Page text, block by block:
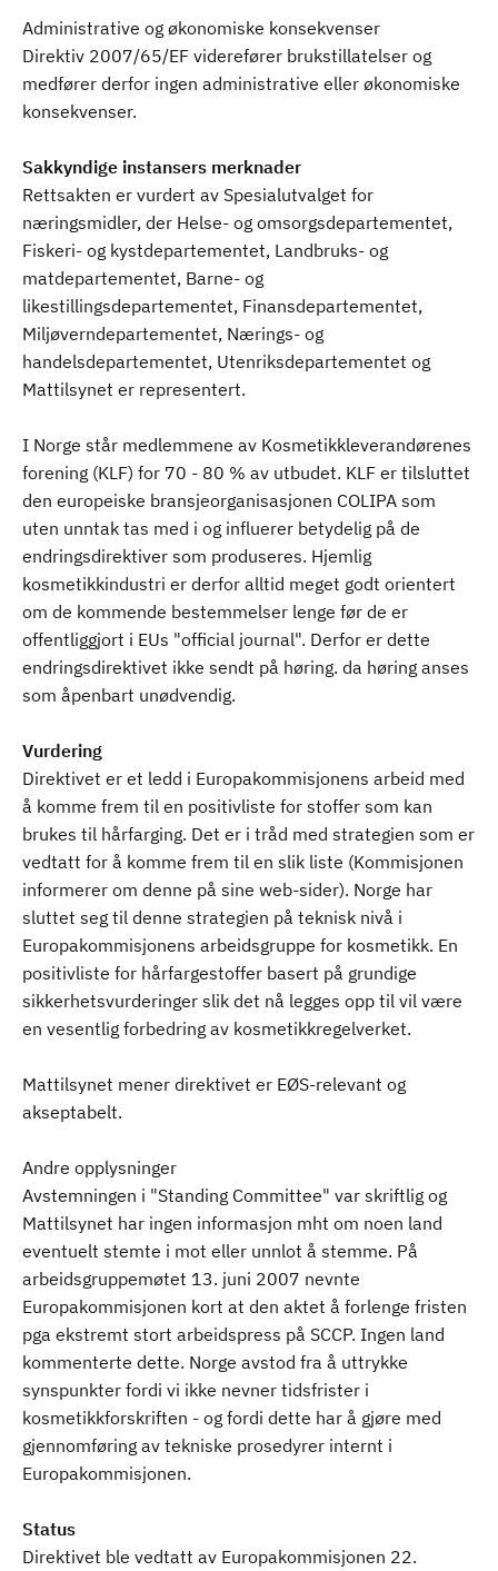
Administrative og økonomiske konsekvenser
Direktiv 2007/65/EF viderefører brukstillatelser og
medfører derfor ingen administrative eller økonomiske
konsekvenser.
Sakkyndige instansers merknader
Rettsakten er vurdert av Spesialutvalget for
næringsmidler, der Helse- og omsorgsdepartementet,
Fiskeri- og kystdepartementet, Landbruks- og
matdepartementet, Barne- og
likestillingsdepartementet, Finansdepartementet,
Miljøverndepartementet, Nærings- og
handelsdepartementet, Utenriksdepartementet og
Mattilsynet er representert.
I Norge står medlemmene av Kosmetikkleverandørenes
forening (KLF) for 70 - 80 % av utbudet. KLF er tilsluttet
den europeiske bransjeorganisasjonen COLIPA som
uten unntak tas med i og influerer betydelig på de
endringsdirektiver som produseres. Hjemlig
kosmetikkindustri er derfor alltid meget godt orientert
om de kommende bestemmelser lenge før de er
offentliggjort i EUs "official journal". Derfor er dette
endringsdirektivet ikke sendt på høring. da høring anses
som åpenbart unødvendig.
Vurdering
Direktivet er et ledd i Europakommisjonens arbeid med
å komme frem til en positivliste for stoffer som kan
brukes til hårfarging. Det er i tråd med strategien som er
vedtatt for å komme frem til en slik liste (Kommisjonen
informerer om denne på sine web-sider). Norge har
sluttet seg til denne strategien på teknisk nivå i
Europakommisjonens arbeidsgruppe for kosmetikk. En
positivliste for hårfargestoffer basert på grundige
sikkerhetsvurderinger slik det nå legges opp til vil være
en vesentlig forbedring av kosmetikkregelverket.
Mattilsynet mener direktivet er EØS-relevant og
akseptabelt.
Andre opplysninger
Avstemningen i "Standing Committee" var skriftlig og
Mattilsynet har ingen informasjon mht om noen land
eventuelt stemte i mot eller unnlot å stemme. På
arbeidsgruppemøtet 13. juni 2007 nevnte
Europakommisjonen kort at den aktet å forlenge fristen
pga ekstremt stort arbeidspress på SCCP. Ingen land
kommenterte dette. Norge avstod fra å uttrykke
synspunkter fordi vi ikke nevner tidsfrister i
kosmetikkforskriften - og fordi dette har å gjøre med
gjennomføring av tekniske prosedyrer internt i
Europakommisjonen.
Status
Direktivet ble vedtatt av Europakommisjonen 22.